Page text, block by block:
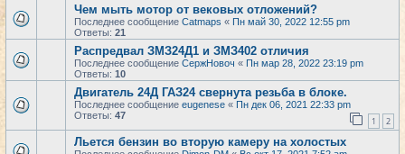
Чем мыть мотор от вековых отложений?
Последнее сообщение Catmaps « Пн май 30, 2022 12:55 pm
Ответы: 21
Распредвал ЗМЗ24Д1 и ЗМЗ402 отличия
Последнее сообщение СержНовоч « Пн мар 28, 2022 23:19 pm
Ответы: 10
Двигатель 24Д ГАЗ24 свернута резьба в блоке.
Последнее сообщение eugenese « Пн дек 06, 2021 22:33 pm
Ответы: 47 1 2
Льется бензин во вторую камеру на холостых